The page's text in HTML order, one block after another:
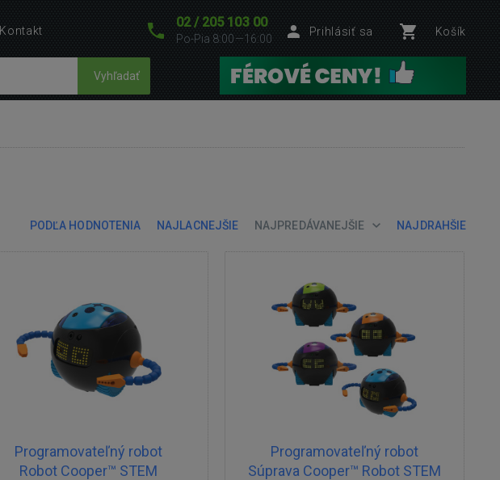
02 / 205 103 00
Po-Pia 8:00—16:00
Prihlásiť sa Košík
Vyhľadať
PODĽA HODNOTENIA NAJLACNEJŠIE NAJPREDÁVANEJŠIE NAJDRAHŠIE
Programovateľný robot
Robot Cooper™ STEM
Programovateľný robot
Súprava Cooper™ Robot STEM
Kontakt